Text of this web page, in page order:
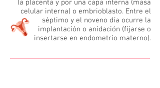
la placenta y por una capa interna (masa
celular interna) o embrioblasto. Entre el
séptimo y el noveno día ocurre la
implantación o anidación (fijarse o
insertarse en endometrio materno).